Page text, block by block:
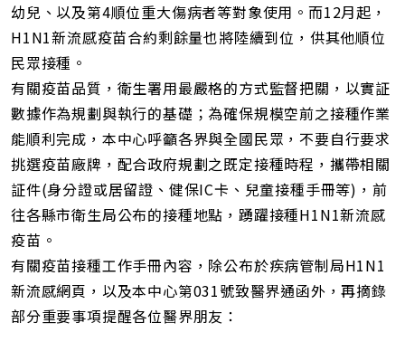
幼兒、以及第4順位重大傷病者等對象使用。而12月起，
H1N1新流感疫苗合約剩餘量也將陸續到位，供其他順位
民眾接種。
有關疫苗品質，衛生署用最嚴格的方式監督把關，以實証
數據作為規劃與執行的基礎；為確保規模空前之接種作業
能順利完成，本中心呼籲各界與全國民眾，不要自行要求
挑選疫苗廠牌，配合政府規劃之既定接種時程，攜帶相關
証件(身分證或居留證、健保IC卡、兒童接種手冊等)，前
往各縣市衛生局公布的接種地點，踴躍接種H1N1新流感
疫苗。
有關疫苗接種工作手冊內容，除公布於疾病管制局H1N1
新流感網頁，以及本中心第031號致醫界通函外，再摘錄
部分重要事項提醒各位醫界朋友：